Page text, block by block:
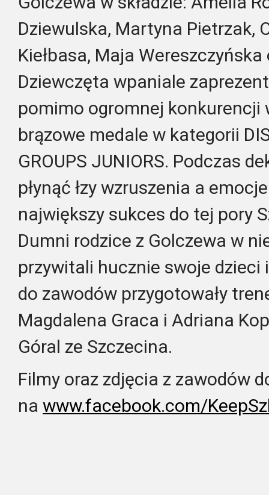
Dziewulska, Martyna Pietrzak,
Kiełbasa, Maja
Dziewczęta wpaniale
pomimo ogromnej konkurencji
brązowe medale w kategorii
GROUPS JUNIORS. Podczas
płynąć łzy wzruszenia a
największy sukces do tej pory
Dumni rodzice z Golczewa w
przywitali hucznie swoje dzieci
do zawodów przygotowały
Magdalena Graca i Adriana
Góral ze Szczecina.
Filmy oraz zdjęcia z zawodów
na www.facebook.com/